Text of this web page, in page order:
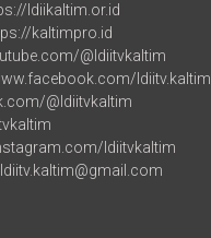
kaltimpro.id
@ldiitvkaltim
ldiitv.kaltim/
@ldiitvkaltim
ldiitvkaltim